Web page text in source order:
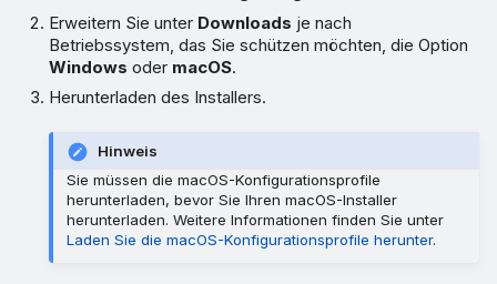
Erweitern Sie unter Downloads je nach
Betriebssystem, das Sie schützen möchten, die Option
Windows oder macOS.
Herunterladen des Installers.
Hinweis
Sie müssen die macOS-Konfigurationsprofile
herunterladen, bevor Sie Ihren macOS-Installer
herunterladen. Weitere Informationen finden Sie unter
Laden Sie die macOS-Konfigurationsprofile herunter.